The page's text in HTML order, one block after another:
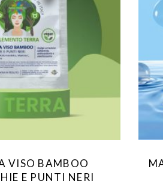
VISO BAMBOO
E PUNTI NERI